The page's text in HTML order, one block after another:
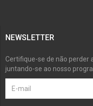
NEWSLETTER
Certifique-se de não
juntando-se ao nosso